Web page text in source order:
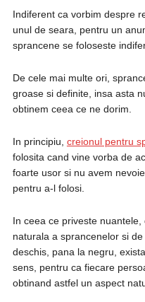
Indiferent ca vorbim despre
unul de seara, pentru un
sprancene se foloseste
De cele mai multe ori,
groase si definite, insa asta
obtinem ceea ce ne dorim.
In principiu, creionul pentru
folosita cand vine vorba de
foarte usor si nu avem
pentru a-l folosi.
In ceea ce priveste
naturala a sprancenelor si
deschis, pana la negru,
sens, pentru ca fiecare
obtinand astfel un aspect